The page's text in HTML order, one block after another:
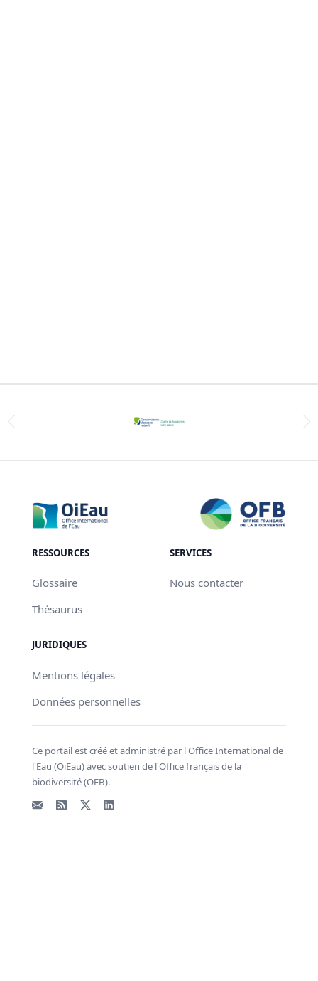
RESSOURCES
Glossaire
Thésaurus
SERVICES
Nous contacter
JURIDIQUES
Mentions légales
Données personnelles
Ce portail est créé et administré par l'Office International de
l'Eau (OiEau) avec soutien de l'Office français de la
biodiversité (OFB).